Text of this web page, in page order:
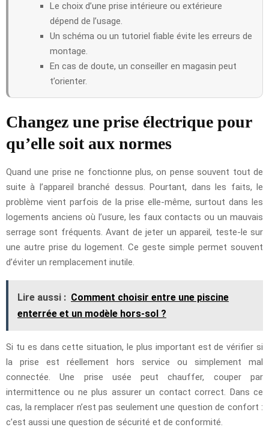
Le choix d’une prise intérieure ou extérieure
dépend de l’usage.
Un schéma ou un tutoriel fiable évite les erreurs de
montage.
En cas de doute, un conseiller en magasin peut
t’orienter.
Changez une prise électrique pour
qu’elle soit aux normes
Quand une prise ne fonctionne plus, on pense souvent tout de
suite à l’appareil branché dessus. Pourtant, dans les faits, le
problème vient parfois de la prise elle-même, surtout dans les
logements anciens où l’usure, les faux contacts ou un mauvais
serrage sont fréquents. Avant de jeter un appareil, teste-le sur
une autre prise du logement. Ce geste simple permet souvent
d’éviter un remplacement inutile.
Lire aussi : Comment choisir entre une piscine
enterrée et un modèle hors-sol ?
Si tu es dans cette situation, le plus important est de vérifier si
la prise est réellement hors service ou simplement mal
connectée. Une prise usée peut chauffer, couper par
intermittence ou ne plus assurer un contact correct. Dans ce
cas, la remplacer n’est pas seulement une question de confort :
c’est aussi une question de sécurité et de conformité.